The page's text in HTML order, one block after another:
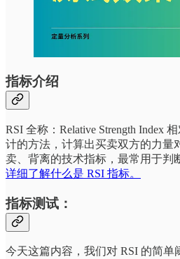
指标介绍
RSI 全称：Relative Strength Index
计的方法，计算出买卖双方的力量
卖、背离的技术指标，最常用于判
详细了解什么是 RSI 指标。
指标测试：
今天这篇内容，我们对 RSI 的简单